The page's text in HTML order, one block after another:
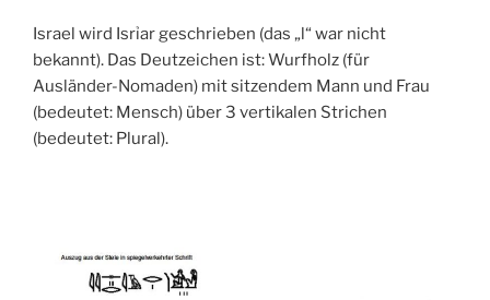
Israel wird Isrỉar geschrieben (das „l“ war nicht
bekannt). Das Deutzeichen ist: Wurfholz (für
Ausländer-Nomaden) mit sitzendem Mann und Frau
(bedeutet: Mensch) über 3 vertikalen Strichen
(bedeutet: Plural).